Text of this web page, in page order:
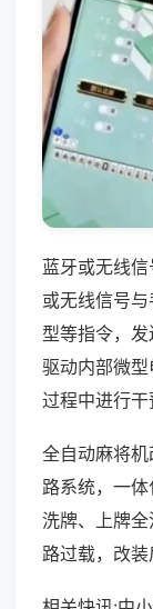
蓝牙或无线
或无线信号
型等指令，
驱动内部微
过程中进行干
全自动麻将
路系统，一
洗牌、上牌
路过载，改装